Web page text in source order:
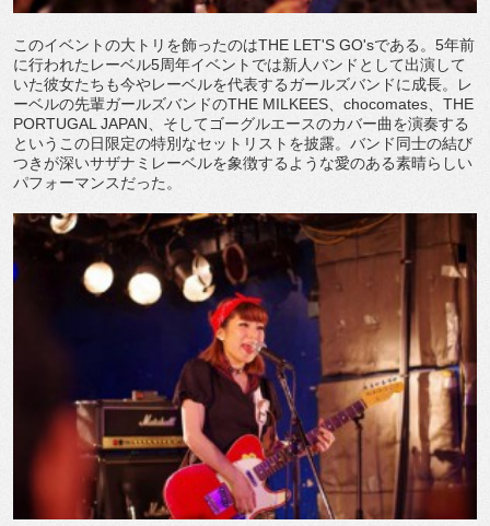
このイベントの大トリを飾ったのはTHE LET'S GO'sである。5年前
に行われたレーベル5周年イベントでは新人バンドとして出演して
いた彼女たちも今やレーベルを代表するガールズバンドに成長。レ
ーベルの先輩ガールズバンドのTHE MILKEES、chocomates、THE
PORTUGAL JAPAN、そしてゴーグルエースのカバー曲を演奏する
というこの日限定の特別なセットリストを披露。バンド同士の結び
つきが深いサザナミレーベルを象徴するような愛のある素晴らしい
パフォーマンスだった。